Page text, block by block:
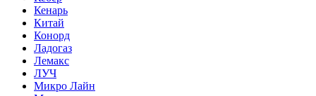
Кенарь
Китай
Конорд
Ладогаз
Лемакс
ЛУЧ
Микро Лайн